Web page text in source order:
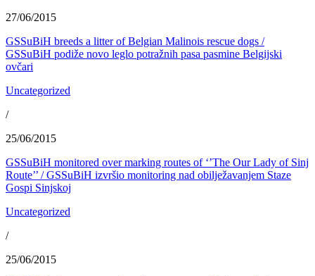
27/06/2015
GSSuBiH breeds a litter of Belgian Malinois rescue dogs /
GSSuBiH podiže novo leglo potražnih pasa pasmine Belgijski
ovčari
Uncategorized
/
25/06/2015
GSSuBiH monitored over marking routes of ‘’The Our Lady of Sinj
Route’’ / GSSuBiH izvršio monitoring nad obilježavanjem Staze
Gospi Sinjskoj
Uncategorized
/
25/06/2015